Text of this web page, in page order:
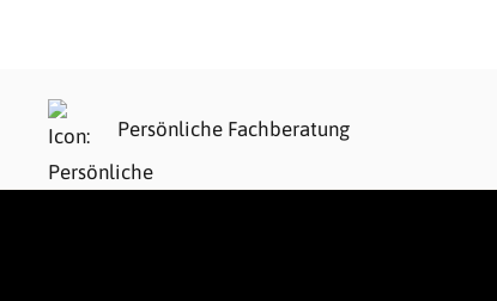
Persönliche Fachberatung